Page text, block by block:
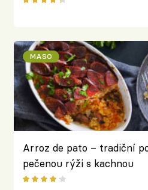
MASO
Arroz de pato – tradiční
pečenou rýži s kachnou